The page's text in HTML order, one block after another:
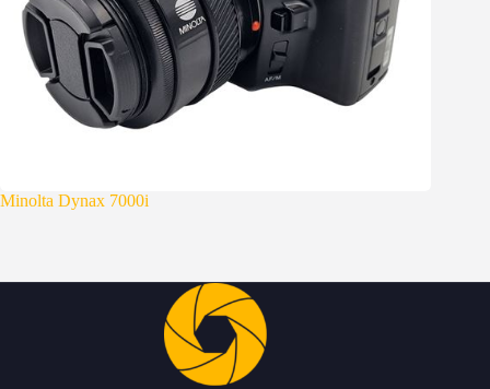
Minolta Dynax 7000i